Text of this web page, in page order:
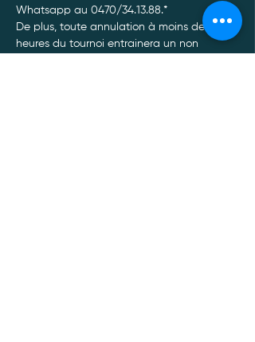
Whatsapp au 0470/34.13.88.*
De plus, toute annulation à moins de 48
heures du tournoi entrainera un non